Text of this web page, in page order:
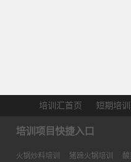
培训汇首页 短期培
培训项目快捷入口
火锅炒料培训 猪蹄火锅培训